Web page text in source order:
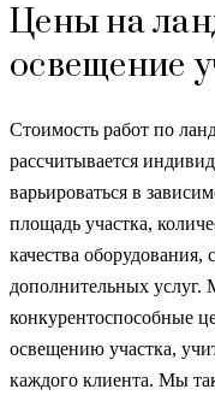
Цены на
освещение
Стоимость работ по
рассчитывается
варьироваться в
площадь участка,
качества
дополнительных
конкурентоспособные
освещению участка,
каждого клиента. Мы